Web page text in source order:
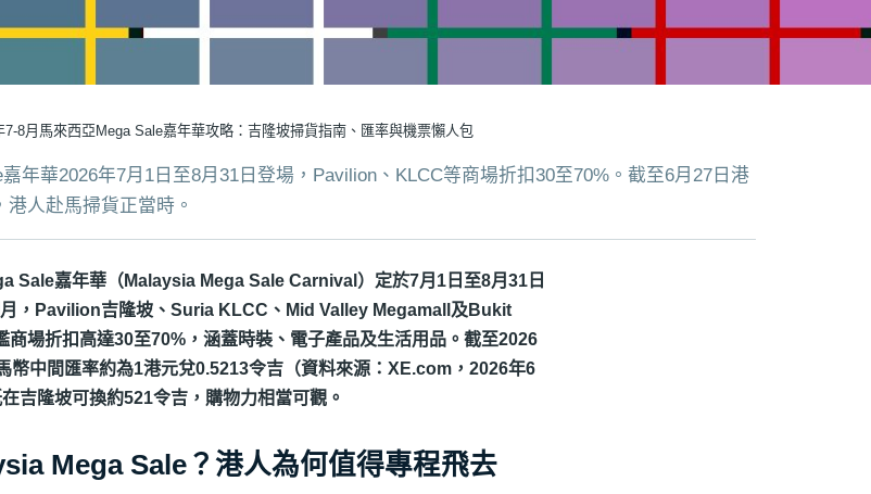
年華攻略：吉隆坡掃貨指南、匯率與
7-8月馬來西亞Mega Sale嘉年華攻略：吉隆坡掃貨指南、匯率與機票懶人包
年華2026年7月1日至8月31日登場，Pavilion、KLCC等商場折扣30至70%。截至6月27日港
港人赴馬掃貨正當時。
Sale嘉年華（Malaysia Mega Sale Carnival）定於7月1日至8月31日
，Pavilion吉隆坡、Suria KLCC、Mid Valley Megamall及Bukit
商場折扣高達30至70%，涵蓋時裝、電子產品及生活用品。截至2026
幣中間匯率約為1港元兌0.5213令吉（資料來源：XE.com，2026年6
吉隆坡可換約521令吉，購物力相當可觀。
Mega Sale？港人為何值得專程飛去